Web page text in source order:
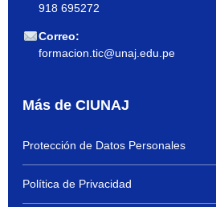
918 695272
Correo:
formacion.tic@unaj.edu.pe
Más de CIUNAJ
Protección de Datos Personales
Política de Privacidad